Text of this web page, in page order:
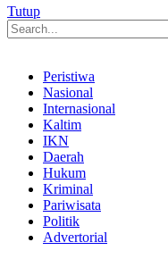
Tutup
Peristiwa
Nasional
Internasional
Kaltim
IKN
Daerah
Hukum
Kriminal
Pariwisata
Politik
Advertorial